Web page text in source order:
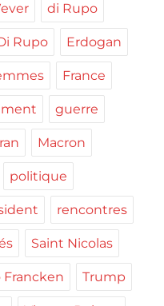
di Rupo
Rupo Erdogan
France
guerre
Macron
politique
rencontres
Saint Nicolas
Francken Trump